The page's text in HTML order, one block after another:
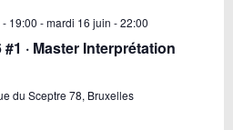
19:00 -mardi 16 juin - 22:00
· Master Interprétation
du Sceptre 78, Bruxelles